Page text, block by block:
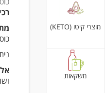
מוצרי קיטו (KETO)
משקאות
כוסמת